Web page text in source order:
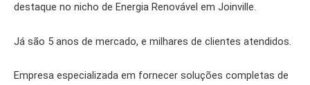
destaque no nicho de Energia Renovável em Joinville.
Já são 5 anos de mercado, e milhares de clientes atendidos.
Empresa especializada em fornecer soluções completas de